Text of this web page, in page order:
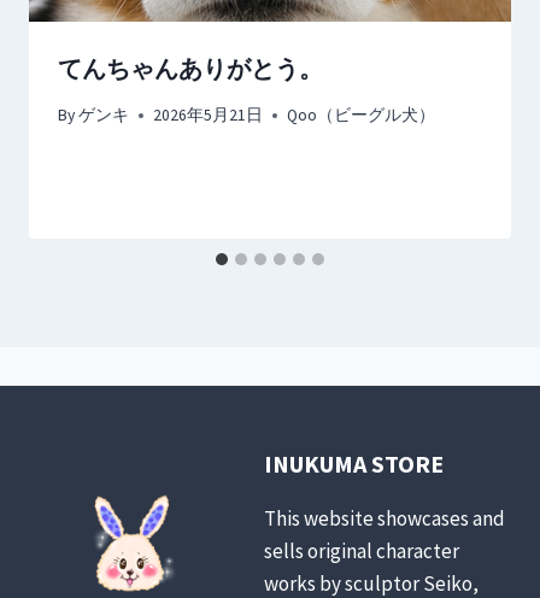
てんちゃんありがとう。
Byゲンキ 2026年5月21日 Qoo（ビーグル犬）
INUKUMA STORE
This website showcases and
sells original character
works by sculptor Seiko,